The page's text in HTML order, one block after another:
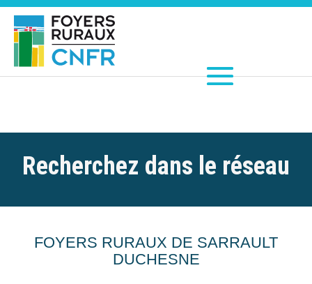
Recherchez dans le réseau
FOYERS RURAUX DE SARRAULT
DUCHESNE